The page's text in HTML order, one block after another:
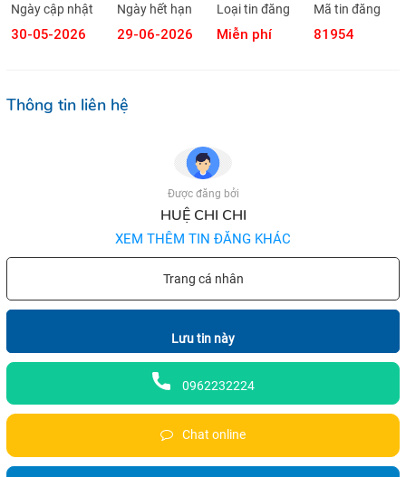
Ngày cập nhật
30-05-2026
Ngày hết hạn
29-06-2026
Loại tin đăng
Miễn phí
Mã tin đăng
81954
Thông tin liên hệ
Được đăng bởi
HUỆ CHI CHI
XEM THÊM TIN ĐĂNG KHÁC
Trang cá nhân
Lưu tin này
0962232224
Chat online